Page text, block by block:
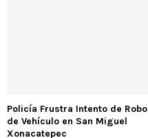
Policía Frustra Intento de Robo
de Vehículo en San Miguel
Xonacatepec